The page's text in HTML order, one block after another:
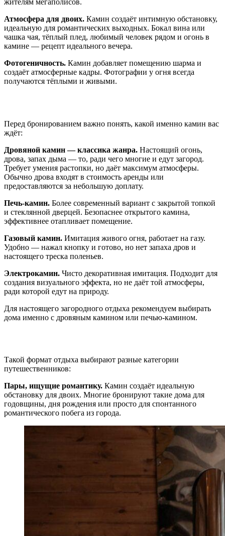
Атмосфера для двоих. Камин создаёт интимную обстановку,
идеальную для романтических выходных. Бокал вина или
чашка чая, тёплый плед, любимый человек рядом и огонь в
камине — рецепт идеального вечера.
Фотогеничность. Камин добавляет помещению шарма и
создаёт атмосферные кадры. Фотографии у огня всегда
получаются тёплыми и живыми.
Перед бронированием важно понять, какой именно камин вас
ждёт:
Дровяной камин — классика жанра. Настоящий огонь,
дрова, запах дыма — то, ради чего многие и едут загород.
Требует умения растопки, но даёт максимум атмосферы.
Обычно дрова входят в стоимость аренды или
предоставляются за небольшую доплату.
Печь-камин. Более современный вариант с закрытой топкой
и стеклянной дверцей. Безопаснее открытого камина,
эффективнее отапливает помещение.
Газовый камин. Имитация живого огня, работает на газу.
Удобно — нажал кнопку и готово, но нет запаха дров и
настоящего треска поленьев.
Электрокамин. Чисто декоративная имитация. Подходит для
создания визуального эффекта, но не даёт той атмосферы,
ради которой едут на природу.
Для настоящего загородного отдыха рекомендуем выбирать
дома именно с дровяным камином или печью-камином.
Такой формат отдыха выбирают разные категории
путешественников:
Пары, ищущие романтику. Камин создаёт идеальную
обстановку для двоих. Многие бронируют такие дома для
годовщины, дня рождения или просто для спонтанного
романтического побега из города.